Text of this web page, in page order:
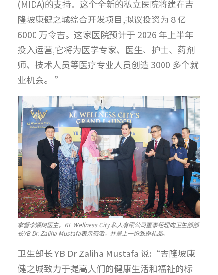
(MIDA)的支持。这个全新的私立医院将建在吉
隆坡康健之城综合开发项目,拟议投资为 8 亿
6000 万令吉。这家医院预计于 2026 年上半年
投入运营,它将为医学专家、医生、护士、药剂
师、技术人员等医疗专业人员创造 3000 多个就
业机会。 ”
拿督李顺树医生，KL Wellness City 私人有限公司董事经理向卫生部部
长YB Dr. Zaliha Mustafa表示感激，并呈上一份致谢礼品。
卫生部长 YB Dr Zaliha Mustafa 说:“吉隆坡康
健之城致力于提高人们的健康生活和福祉的标